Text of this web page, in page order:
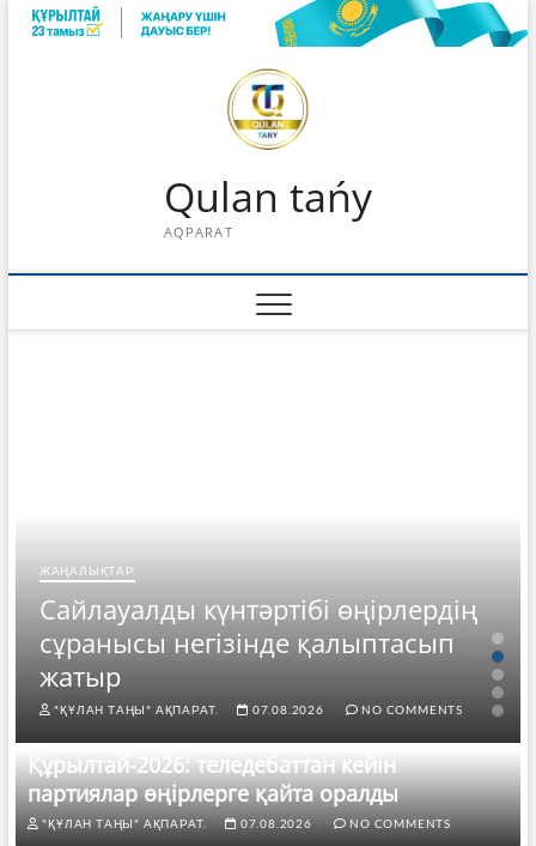
Skip
Qulan tańy
AQPARAT
ЖАҢАЛЫҚТАР
Сайлауалды күнтәртібі өңірлердің
сұранысы негізінде қалыптасып
жатыр
"ҚҰЛАН ТАҢЫ" АҚПАРАТ. 07.08.2026 NO COMMENTS
Құрылтай-2026: теледебаттан кейін
партиялар өңірлерге қайта оралды
"ҚҰЛАН ТАҢЫ" АҚПАРАТ. 07.08.2026 NO COMMENTS